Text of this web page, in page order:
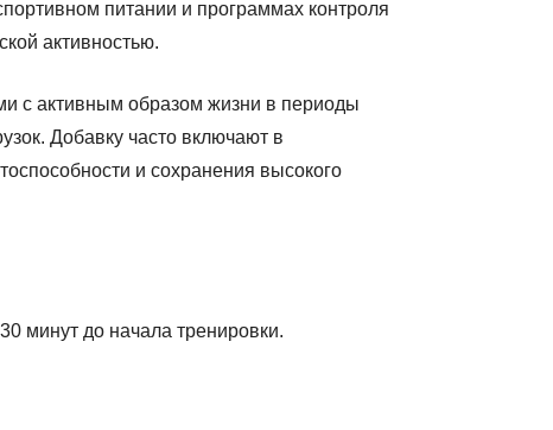
питании и программах контроля
активностью.
с активным образом жизни в периоды
Добавку часто включают в
и сохранения высокого
минут до начала тренировки.